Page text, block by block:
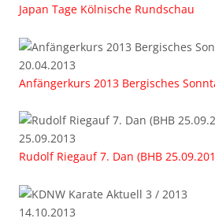
Japan Tage Kölnische Rundschau
20.04.2013
Anfängerkurs 2013 Bergisches
25.09.2013
Rudolf Riegauf 7. Dan (BHB
14.10.2013